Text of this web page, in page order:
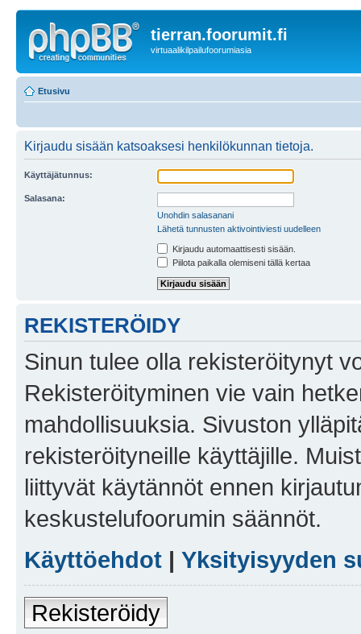
tierran.foorumit.fi
virtuaalikilpailufoorumiasia
Etusivu
Kirjaudu sisään katsoaksesi henkilökunnan tietoja.
Käyttäjätunnus:
Salasana:
Unohdin salasanani
Lähetä tunnusten aktivointiviesti uudelleen
Kirjaudu automaattisesti sisään.
Piilota paikalla olemiseni tällä kertaa
REKISTERÖIDY
Sinun tulee olla rekisteröitynyt
Rekisteröityminen vie vain
mahdollisuuksia. Sivuston
rekisteröityneille käyttäjille.
liittyvät käytännöt ennen
keskustelufoorumin säännöt.
Käyttöehdot | Yksityisyyden
Rekisteröidy